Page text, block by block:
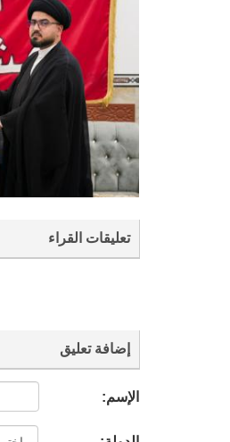
تعليقات القراء
إضافة تعليق
الإسم: